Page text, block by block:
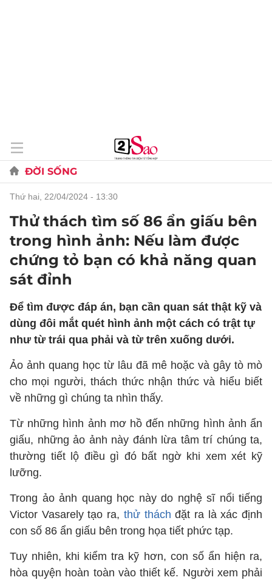
ĐỜI SỐNG
thứ hai, 22/04/2024 - 13:30
Thử thách tìm số 86 ẩn giấu bên
trong hình ảnh: Nếu làm được
chứng tỏ bạn có khả năng quan
sát đỉnh
Để tìm được đáp án, bạn cần quan sát thật kỹ và
dùng đôi mắt quét hình ảnh một cách có trật tự
như từ trái qua phải và từ trên xuống dưới.
Ảo ảnh quang học từ lâu đã mê hoặc và gây tò mò
cho mọi người, thách thức nhận thức và hiểu biết
về những gì chúng ta nhìn thấy.
Từ những hình ảnh mơ hồ đến những hình ảnh ẩn
giấu, những ảo ảnh này đánh lừa tâm trí chúng ta,
thường tiết lộ điều gì đó bất ngờ khi xem xét kỹ
lưỡng.
Trong ảo ảnh quang học này do nghệ sĩ nổi tiếng
Victor Vasarely tạo ra, thử thách đặt ra là xác định
con số 86 ẩn giấu bên trong họa tiết phức tạp.
Tuy nhiên, khi kiểm tra kỹ hơn, con số ẩn hiện ra,
hòa quyện hoàn toàn vào thiết kế. Người xem phải